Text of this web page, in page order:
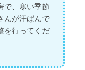
で、寒い季節
んが汗ばんで
を行ってくだ